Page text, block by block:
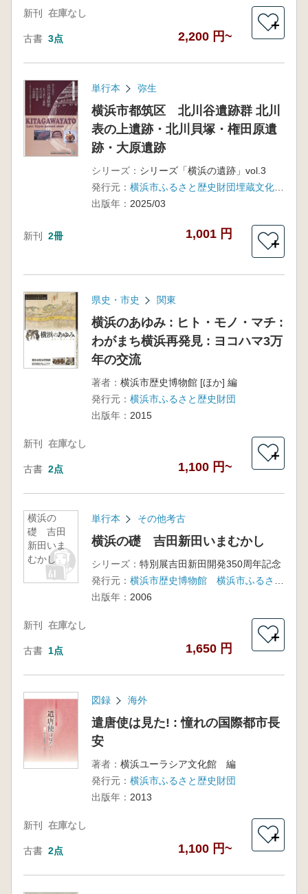
新刊 在庫なし
古書 3点 2,200 円~
＋
単行本 弥生
横浜市都筑区 北川谷遺跡群 北川
表の上遺跡・北川貝塚・権田原遺
跡・大原遺跡
シリーズ： シリーズ「横浜の遺跡」vol.3
発行元：
横浜市ふるさと歴史財団埋蔵文化財センター
出版年： 2025/03
新刊 2冊 1,001 円
＋
県史・市史 関東
横浜のあゆみ : ヒト・モノ・マチ :
わがまち横浜再発見 : ヨコハマ3万
年の交流
著者： 横浜市歴史博物館 [ほか] 編
発行元： 横浜市ふるさと歴史財団
出版年： 2015
新刊 在庫なし
古書 2点 1,100 円~
＋
横浜の
礎 吉田
新田いま
むかし
単行本 その他考古
横浜の礎 吉田新田いまむかし
シリーズ： 特別展吉田新田開発350周年記念
発行元：
出版年： 2006
新刊 在庫なし
古書 1点 1,650 円
＋
図録 海外
遣唐使は見た! : 憧れの国際都市長
安
著者： 横浜ユーラシア文化館 編
発行元： 横浜市ふるさと歴史財団
出版年： 2013
新刊 在庫なし
古書 2点 1,100 円~
＋